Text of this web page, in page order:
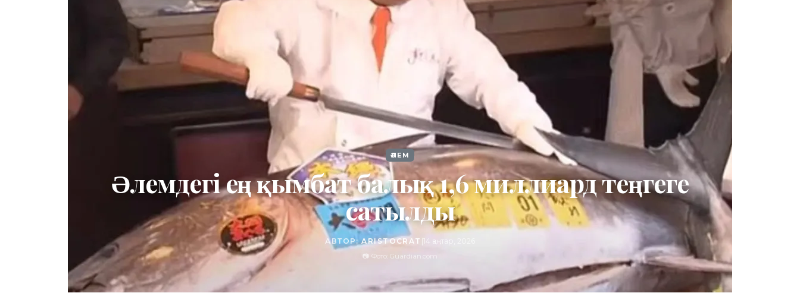
ӘЛЕМ
Әлемдегі ең қымбат балық 1,6 миллиард теңгеге
сатылды
АВТОР:ARISTOCRAT |14 қаңтар, 2026
📷 Фото: Guardian.com